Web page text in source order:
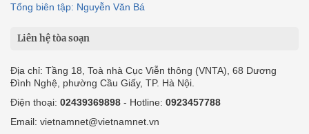
Tổng biên tập: Nguyễn Văn Bá
Liên hệ tòa soạn
Địa chỉ: Tầng 18, Toà nhà Cục Viễn thông (VNTA), 68 Dương
Đình Nghệ, phường Cầu Giấy, TP. Hà Nội.
Điện thoại: 02439369898 - Hotline: 0923457788
Email: vietnamnet@vietnamnet.vn